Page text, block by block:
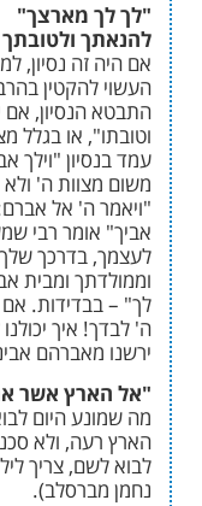
מארצך"
ולטובתך (רש"י)
נסיון, למה נאמר לו
בהרבה את הנסיון
אם יעשה זאת
או בגלל מצוות
"וילך אברם כאשר
ה' ולא משום שיפיק
אל אברם: לך לך מארצך
רבי שמשון רפאל
שלך. לך בדרך
ומבית אביך, מכל
אם שיטת הרוב
יכולנו להתקיים
אבינו את אומץ
אשר אראך"
היום לבוא לארץ
ולא סכנות ומרחקי
צריך לילך אפילו